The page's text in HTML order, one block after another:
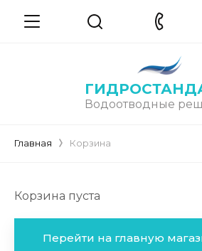
Водоотводные
Главная Корзина
Корзина пуста
Перейти на главную